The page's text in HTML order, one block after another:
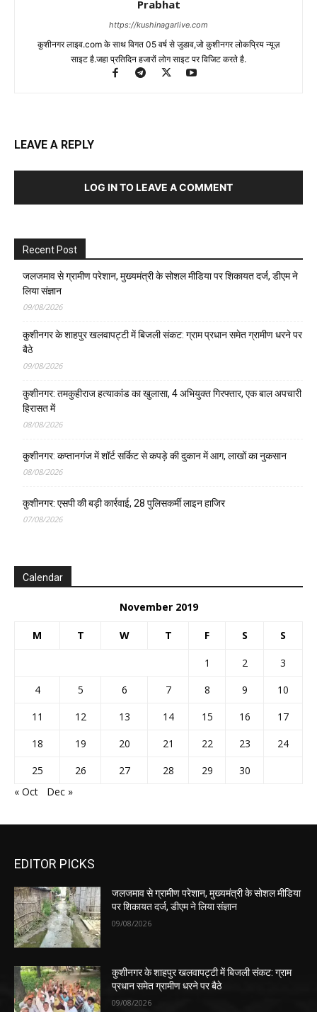
Prabhat
https://kushinagarlive.com
कुशीनगर लाइव.com के साथ विगत 05 वर्ष से जुडाव,जो कुशीनगर लोकप्रिय न्यूज़
साइट है.जहा प्रतिदिन हजारों लोग साइट पर विजिट करते है.
LEAVE A REPLY
LOG IN TO LEAVE A COMMENT
Recent Post
जलजमाव से ग्रामीण परेशान, मुख्यमंत्री के सोशल मीडिया पर शिकायत दर्ज, डीएम ने
लिया संज्ञान
09/08/2026
कुशीनगर के शाहपुर खलवापट्टी में बिजली संकट: ग्राम प्रधान समेत ग्रामीण धरने पर
बैठे
09/08/2026
कुशीनगर: तमकुहीराज हत्याकांड का खुलासा, 4 अभियुक्त गिरफ्तार, एक बाल अपचारी
हिरासत में
08/08/2026
कुशीनगर: कप्तानगंज में शॉर्ट सर्किट से कपड़े की दुकान में आग, लाखों का नुकसान
08/08/2026
कुशीनगर: एसपी की बड़ी कार्रवाई, 28 पुलिसकर्मी लाइन हाजिर
07/08/2026
Calendar
November 2019
M T W T F S S
1 2
3
4
5 6 7 8 9
10
11
12 13 14 15 16
17
18
19 20 21 22 23
24
25
26 27 28 29
30
« Oct
Dec »
EDITOR PICKS
जलजमाव से ग्रामीण परेशान, मुख्यमंत्री के सोशल मीडिया
पर शिकायत दर्ज, डीएम ने लिया संज्ञान
09/08/2026
कुशीनगर के शाहपुर खलवापट्टी में बिजली संकट: ग्राम
प्रधान समेत ग्रामीण धरने पर बैठे
09/08/2026